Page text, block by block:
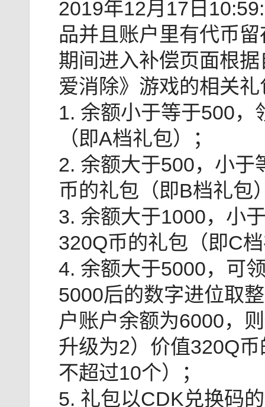
2019年12月17日
品并且账户里有代币
期间进入补偿页面根
爱消除》游戏的相关
1. 余额小于等于500，
（即A档礼包）；
2. 余额大于500，小于
币的礼包（即B档礼包
3. 余额大于1000，小
320Q币的礼包（即C
4. 余额大于5000，可
5000后的数字进位取
户账户余额为6000，
升级为2）价值320Q
不超过10个）；
5. 礼包以CDK兑换码